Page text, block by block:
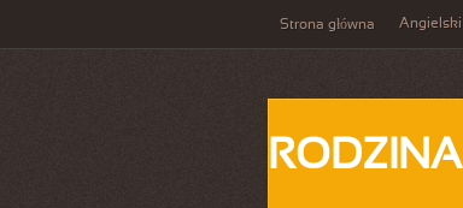
Strona główna Angielski
RODZINA